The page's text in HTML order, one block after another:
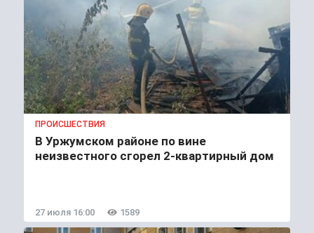
ПРОИСШЕСТВИЯ
В Уржумском районе по вине
неизвестного сгорел 2-квартирный дом
27 июля 16:00 1589